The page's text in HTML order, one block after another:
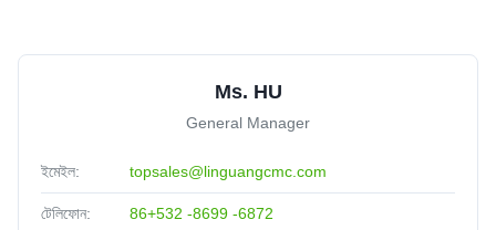
Ms. HU
General Manager
ইমেইল: topsales@linguangcmc.com
টেলিফোন: 86+532 -8699 -6872